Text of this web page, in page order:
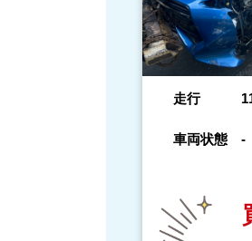
走行
車両状態 -